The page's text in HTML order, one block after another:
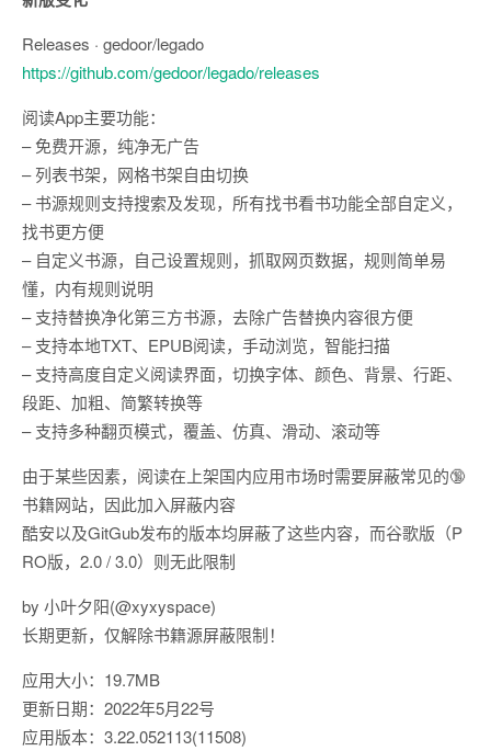
Releases · gedoor/legado
https://github.com/gedoor/legado/releases
阅读App主要功能：
– 免费开源，纯净无广告
– 列表书架，网格书架自由切换
– 书源规则支持搜索及发现，所有找书看书功能全部自定义，
找书更方便
– 自定义书源，自己设置规则，抓取网页数据，规则简单易
懂，内有规则说明
– 支持替换净化第三方书源，去除广告替换内容很方便
– 支持本地TXT、EPUB阅读，手动浏览，智能扫描
– 支持高度自定义阅读界面，切换字体、颜色、背景、行距、
段距、加粗、简繁转换等
– 支持多种翻页模式，覆盖、仿真、滑动、滚动等
由于某些因素，阅读在上架国内应用市场时需要屏蔽常见的🔞
书籍网站，因此加入屏蔽内容
酷安以及GitGub发布的版本均屏蔽了这些内容，而谷歌版（P
RO版，2.0 / 3.0）则无此限制
by 小叶夕阳(@xyxyspace)
长期更新，仅解除书籍源屏蔽限制！
应用大小：19.7MB
更新日期：2022年5月22号
应用版本：3.22.052113(11508)